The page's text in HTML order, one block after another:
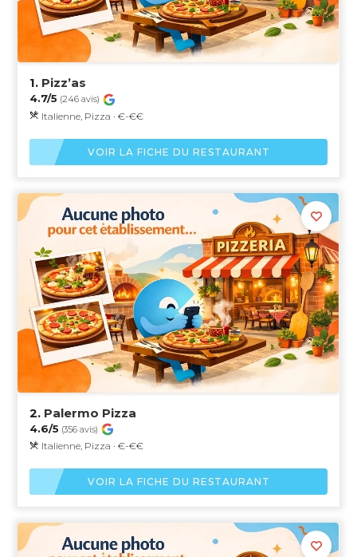
1. Pizz’as
4.7/5 (246 avis)
Italienne, Pizza · €-€€
VOIR LA FICHE DU RESTAURANT
2. Palermo Pizza
4.6/5 (356 avis)
Italienne, Pizza · €-€€
VOIR LA FICHE DU RESTAURANT